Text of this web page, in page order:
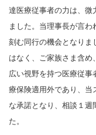
達医療従事者の力は、微
ました。当理事長が言
刻む同行の機会となりま
はなく、ご家族さま含
広い視野を持つ医療従
療保険適用外であり、当
な承諾となり、相談１週
た。